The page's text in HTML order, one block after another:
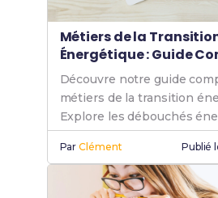
Métiers de la
Énergétique : Guide
Découvre notre guide
métiers de la transition
Explore les débouchés
lance ta carrière dans ce
prometteur.
ParClément Publié